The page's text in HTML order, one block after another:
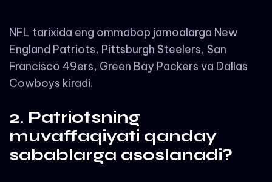
NFL tarixida eng ommabop jamoalarga New
England Patriots, Pittsburgh Steelers, San
Francisco 49ers, Green Bay Packers va Dallas
Cowboys kiradi.
2. Patriotsning
muvaffaqiyati qanday
sabablarga asoslanadi?